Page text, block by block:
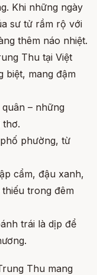
Khi những ngày
sư tử rầm rộ với
thêm náo nhiệt.
Thu tại Việt
biệt, mang đậm
– những
thơ.
phường, từ
cẩm, đậu xanh,
trong đêm
trái là dịp để
Thu mang